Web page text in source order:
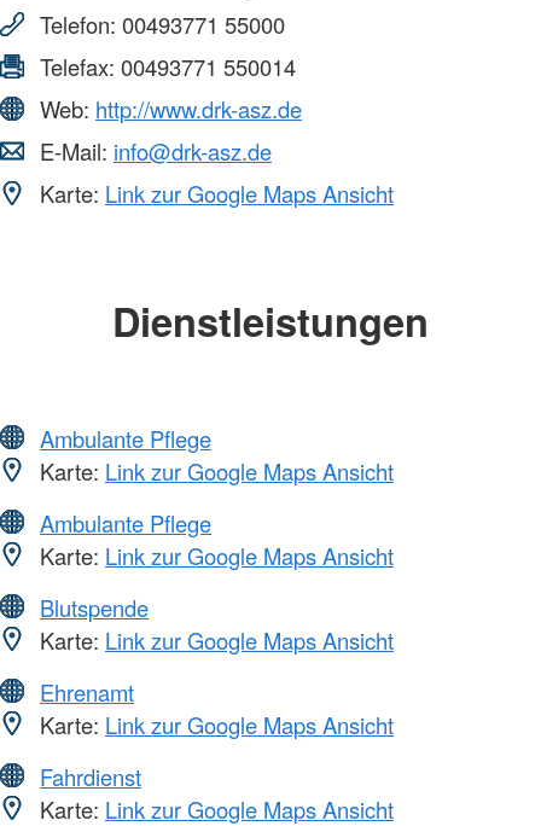
Telefon: 00493771 55000
Telefax: 00493771 550014
Web: http://www.drk-asz.de
E-Mail: info@drk-asz.de
Karte: Link zur Google Maps Ansicht
Dienstleistungen
Ambulante Pflege
Karte: Link zur Google Maps Ansicht
Ambulante Pflege
Karte: Link zur Google Maps Ansicht
Blutspende
Karte: Link zur Google Maps Ansicht
Ehrenamt
Karte: Link zur Google Maps Ansicht
Fahrdienst
Karte: Link zur Google Maps Ansicht